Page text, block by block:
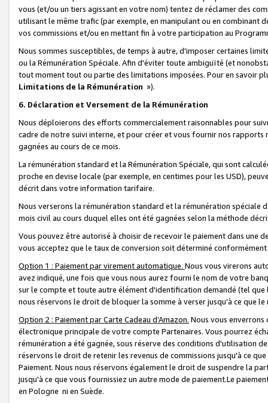
vous (et/ou un tiers agissant en votre nom) tentez de réclamer des
utilisant le même trafic (par exemple, en manipulant ou en combinant
vos commissions et/ou en mettant fin à votre participation au
Nous sommes susceptibles, de temps à autre, d'imposer certaines
ou la Rémunération Spéciale. Afin d'éviter toute ambiguïté (et
tout moment tout ou partie des limitations imposées. Pour en savoir
Limitations de la Rémunération »).
6. Déclaration et Versement de la Rémunération
Nous déploierons des efforts commercialement raisonnables pour
cadre de notre suivi interne, et pour créer et vous fournir nos
gagnées au cours de ce mois.
La rémunération standard et la Rémunération Spéciale, qui sont
proche en devise locale (par exemple, en centimes pour les USD),
décrit dans votre information tarifaire.
Nous verserons la rémunération standard et la rémunération spéciale
mois civil au cours duquel elles ont été gagnées selon la méthode
Vous pouvez être autorisé à choisir de recevoir le paiement dans une
vous acceptez que le taux de conversion soit déterminé
Option 1 : Paiement par virement automatique. Nous vous virerons
avez indiqué, une fois que vous nous aurez fourni le nom de votre
sur le compte et toute autre élément d'identification demandé (tel que
nous réservons le droit de bloquer la somme à verser jusqu'à ce que
Option 2 : Paiement par Carte Cadeau d’Amazon. Nous vous
électronique principale de votre compte Partenaires. Vous pourrez
rémunération a été gagnée, sous réserve des conditions d'utilisation
réservons le droit de retenir les revenus de commissions jusqu'à ce
Paiement. Nous nous réservons également le droit de suspendre la
jusqu'à ce que vous fournissiez un autre mode de paiement.Le
en Pologne ni en Suède.